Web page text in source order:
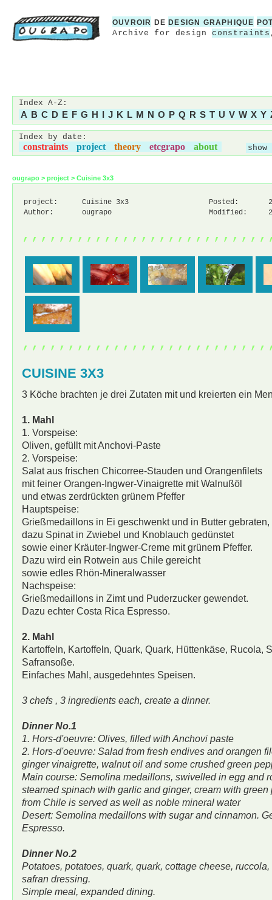
OUVROIR DE DESIGN GRAPHIQUE
Archive for designconstraints
Index A-Z:
A B C D E F G H I J K L M N O P Q R S T U V W X Y
Index by date:
constraints project theory etcgrapo about
ougrapo > project > Cuisine 3x3
project: Cuisine 3x3 Posted:
Author:
ougrapo Modified:
CUISINE 3X3
3 Köche brachten je drei Zutaten mit und kreierten ein
1. Mahl
1. Vorspeise:
Oliven, gefüllt mit Anchovi-Paste
2. Vorspeise:
Salat aus frischen Chicorree-Stauden und Orangenfilets
mit feiner Orangen-Ingwer-Vinaigrette mit Walnußöl
und etwas zerdrückten grünem Pfeffer
Hauptspeise:
Grießmedaillons in Ei geschwenkt und in Butter gebraten,
dazu Spinat in Zwiebel und Knoblauch gedünstet
sowie einer Kräuter-Ingwer-Creme mit grünem Pfeffer.
Dazu wird ein Rotwein aus Chile gereicht
sowie edles Rhön-Mineralwasser
Nachspeise:
Grießmedaillons in Zimt und Puderzucker gewendet.
Dazu echter Costa Rica Espresso.
2. Mahl
Kartoffeln, Kartoffeln, Quark, Quark, Hüttenkäse, Rucola,
Safransoße.
Einfaches Mahl, ausgedehntes Speisen.
3 chefs , 3 ingredients each, create a dinner.
Dinner No.1
1. Hors-d'oeuvre: Olives, filled with Anchovi paste
2. Hors-d'oeuvre: Salad from fresh endives and orangen
ginger vinaigrette, walnut oil and some crushed green
Main course: Semolina medaillons, swivelled in egg and
steamed spinach with garlic and ginger, cream with green
from Chile is served as well as noble mineral water
Desert: Semolina medaillons with sugar and cinnamon.
Espresso.
Dinner No.2
Potatoes, potatoes, quark, quark, cottage cheese,
safran dressing.
Simple meal, expanded dining.